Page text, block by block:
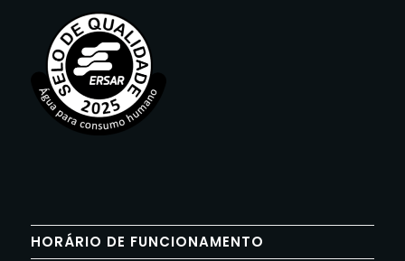
HORÁRIO DE FUNCIONAMENTO